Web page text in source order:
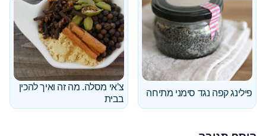
פילינג קפה נגד סימני מתיחה
צ'אי מסלה. מה זה ואיך להכין
בבית